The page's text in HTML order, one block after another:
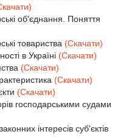
об'єднання. Поняття
товариства (Скачати)
в Україні (Скачати)
(Скачати)
(Скачати)
(Скачати)
господарськими судами
інтересів суб'єктів